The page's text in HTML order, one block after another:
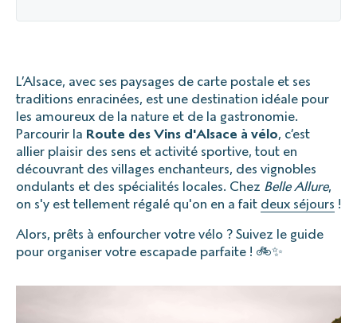
L’Alsace, avec ses paysages de carte postale et ses
traditions enracinées, est une destination idéale pour
les amoureux de la nature et de la gastronomie.
Parcourir la Route des Vins d'Alsace à vélo, c’est
allier plaisir des sens et activité sportive, tout en
découvrant des villages enchanteurs, des vignobles
ondulants et des spécialités locales. Chez Belle Allure,
on s'y est tellement régalé qu'on en a fait deux séjours !
Alors, prêts à enfourcher votre vélo ? Suivez le guide
pour organiser votre escapade parfaite ! 🚲✨